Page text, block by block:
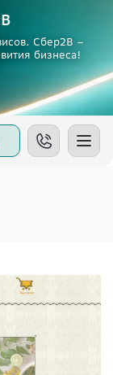
Сбер2В –
бизнеса!